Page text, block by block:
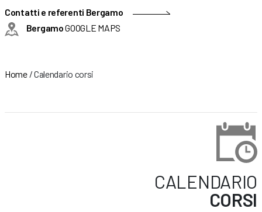
Contatti e referenti Bergamo
BergamoGOOGLE MAPS
Home/Calendario corsi
CALENDARIO
CORSI